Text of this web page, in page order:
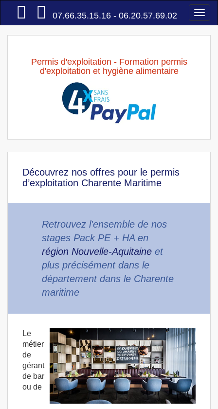
Accueil
07.66.35.15.16 - 06.20.57.69.02
Permis d'exploitation - Formation permis
d'exploitation et hygiène alimentaire
Découvrez nos offres pour le permis
d’exploitation Charente Maritime
Retrouvez l'ensemble de nos
stages Pack PE + HA en
région Nouvelle-Aquitaine et
plus précisément dans le
département dans le Charente
maritime
Le
métier
de
gérant
de bar
ou de